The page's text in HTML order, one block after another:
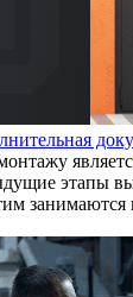
этапы
занимаются